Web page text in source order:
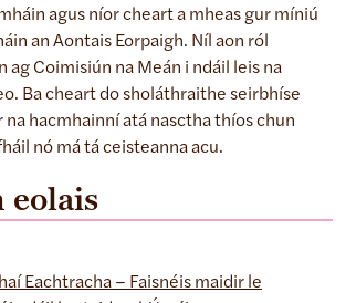
agus níor cheart a mheas gur míniú
an Aontais Eorpaigh. Níl aon ról
Coimisiún na Meán i ndáil leis na
Ba cheart do sholáthraithe seirbhíse
na hacmhainní atá nasctha thíos chun
nó má tá ceisteanna acu.
eolais
Eachtracha – Faisnéis maidir le